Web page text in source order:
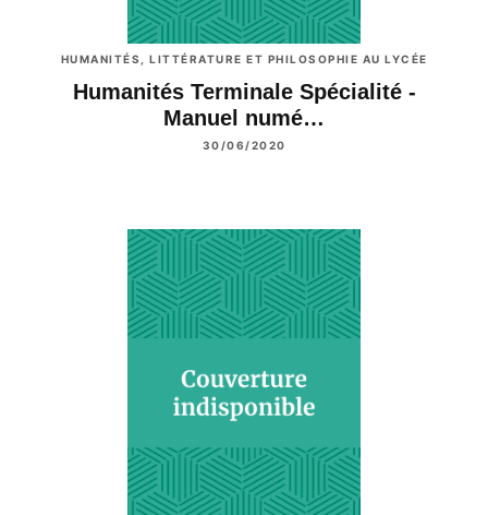
HUMANITÉS, LITTÉRATURE ET PHILOSOPHIE AU LYCÉE
Humanités Terminale Spécialité -
Manuel numé…
30/06/2020